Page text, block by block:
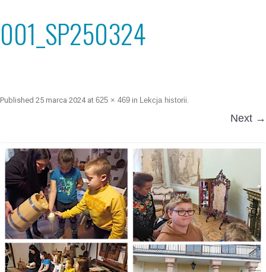
001_SP250324
Published 25 marca 2024at 625 × 469 in Lekcja historii.
Next →